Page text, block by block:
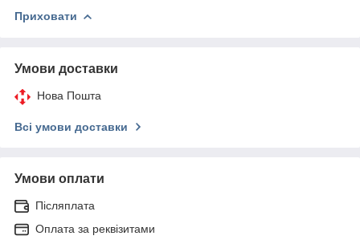
Приховати
Умови доставки
Нова Пошта
Всі умови доставки
Умови оплати
Післяплата
Оплата за реквізитами